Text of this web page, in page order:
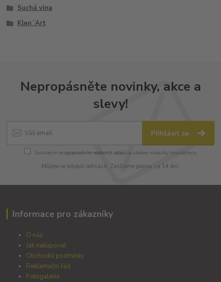
Suchá vína
Klen´Art
Nepropásněte novinky, akce a
slevy!
Přihlásit se
Souhlasím se zpracováním osobních údajůza účelem rozesílky newsletteru.
Můžete se kdykoli odhlásit. Zasíláme jednou za 14 dní.
Informace pro zákazníky
O nás
Jak nakupovat
Obchodní podmínky
Reklamační řád
Fotogalerie